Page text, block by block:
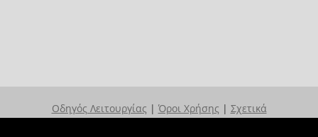
Οδηγός Λειτουργίας | Όροι Χρήσης | Σχετικά